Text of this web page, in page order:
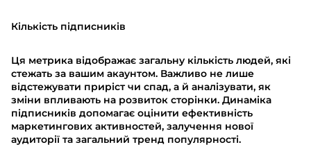
Кількість підписників
Ця метрика відображає загальну кількість людей, які
стежать за вашим акаунтом. Важливо не лише
відстежувати приріст чи спад, а й аналізувати, як
зміни впливають на розвиток сторінки. Динаміка
підписників допомагає оцінити ефективність
маркетингових активностей, залучення нової
аудиторії та загальний тренд популярності.